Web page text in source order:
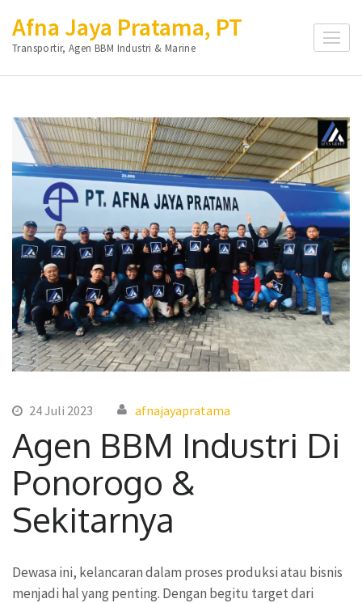
ke
konten
(Tekan
Afna Jaya Pratama, PT
Transportir, Agen BBM Industri & Marine
24 Juli 2023 afnajayapratama
Agen BBM Industri Di
Ponorogo &
Sekitarnya
Dewasa ini, kelancaran dalam proses produksi atau bisnis
menjadi hal yang penting. Dengan begitu target dari